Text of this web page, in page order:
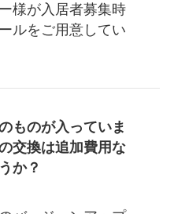
様が入居者募集時
ルをご用意してい
ものが入っていま
交換は追加費用な
か？